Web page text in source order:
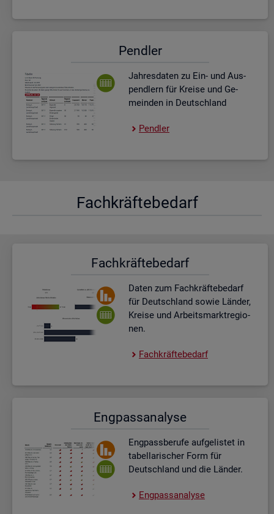
Pend­ler
Jah­res­da­ten zu Ein- und Aus­
pend­lern für Krei­se und Ge­
mein­den in Deutsch­land
Pend­ler
Fach­kräf­te­be­darf
Fach­kräf­te­be­darf
Daten zum Fach­kräf­te­be­darf
für Deutsch­land sowie Län­der,
Krei­se und Ar­beits­markt­re­gio­
nen.
Fach­kräf­te­be­darf
Eng­pass­ana­ly­se
Eng­pass­be­ru­fe auf­ge­lis­tet in
ta­bel­la­ri­scher Form für
Deutsch­land und die Län­der.
Eng­pass­ana­ly­se